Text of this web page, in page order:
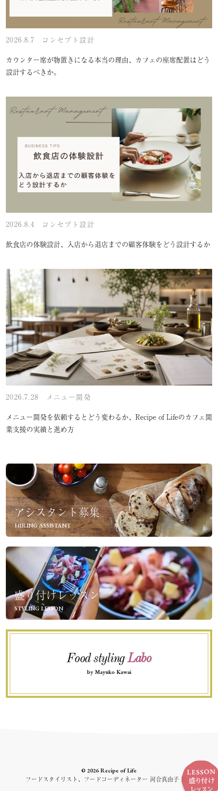
2026.8.7 コンセプト設計
カウンター席が物置きになる本当の理由、カフェの座席配置はどう
設計するべきか。
2026.8.4 コンセプト設計
飲食店の体験設計、入店から退店までの顧客体験をどう設計するか
2026.7.28 メニュー開発
メニュー開発を依頼するとどう変わるか、Recipe of Lifeのカフェ開
業支援の実績と進め方
アシスタント募集
HIRING ASSISTANT
盛り付けレッスン
STYLING LESSON
Food stylingLabo
by Mayuko Kawai
© 2026 Recipe of Life
フードスタイリスト、フードコーディネーター 河合真由子 東京